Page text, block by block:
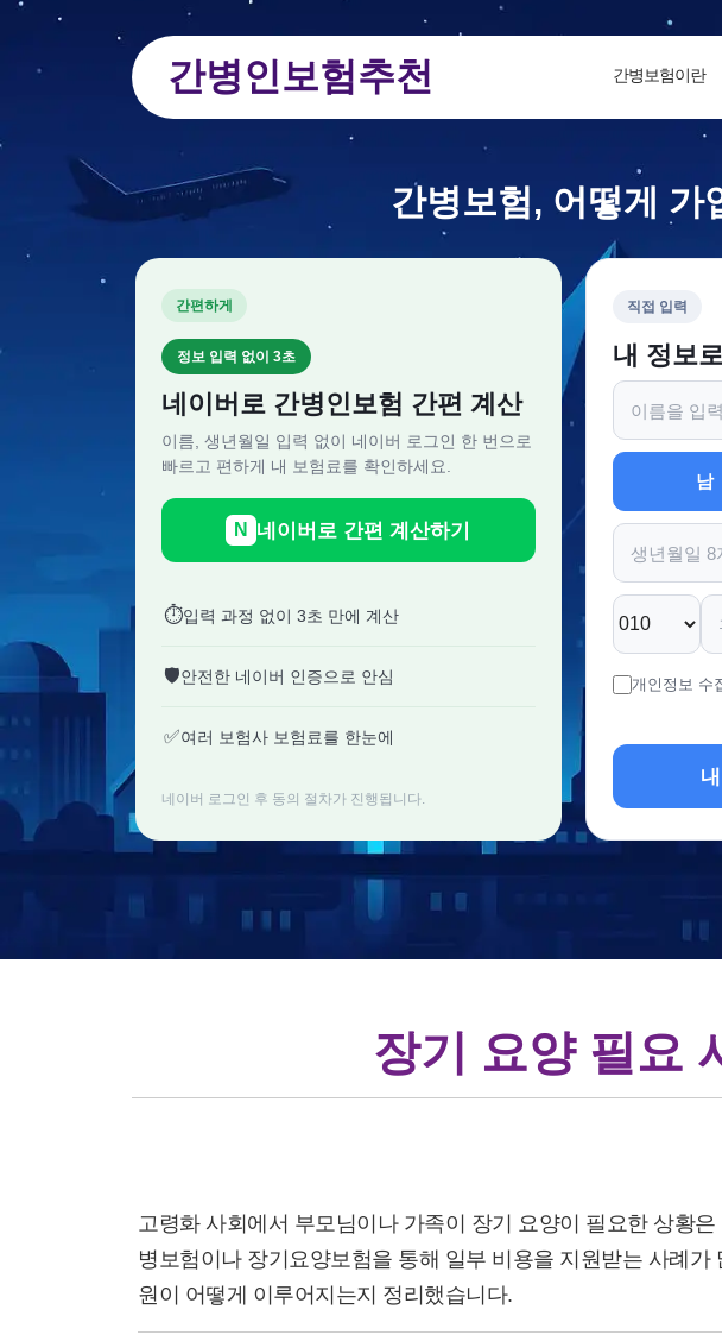
간병인보험추천 간병보험이란
간병보험, 어떻게 가
간편하게
정보 입력 없이 3초
네이버로 간병인보험 간편 계산
이름, 생년월일 입력 없이 네이버 로그인 한 번으로
빠르고 편하게 내 보험료를 확인하세요.
N 네이버로 간편 계산하기
⏱입력 과정 없이 3초 만에 계산
🛡안전한 네이버 인증으로 안심
✅여러 보험사 보험료를 한눈에
네이버 로그인 후 동의 절차가 진행됩니다.
직접 입력
내 정보
남
개인정보 수
장기 요양 필요
고령화 사회에서 부모님이나 가족이 장기 요양이 필요한 상황
병보험이나 장기요양보험을 통해 일부 비용을 지원받는 사례
원이 어떻게 이루어지는지 정리했습니다.